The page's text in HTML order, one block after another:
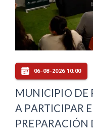
06-08-2026 10:00
MUNICIPIO DE
A PARTICIPAR
PREPARACIÓN